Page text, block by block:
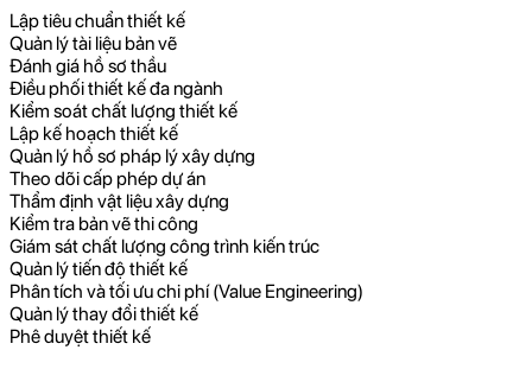
Lập tiêu chuẩn thiết kế
Quản lý tài liệu bản vẽ
Đánh giá hồ sơ thầu
Điều phối thiết kế đa ngành
Kiểm soát chất lượng thiết kế
Lập kế hoạch thiết kế
Quản lý hồ sơ pháp lý xây dựng
Theo dõi cấp phép dự án
Thẩm định vật liệu xây dựng
Kiểm tra bản vẽ thi công
Giám sát chất lượng công trình kiến trúc
Quản lý tiến độ thiết kế
Phân tích và tối ưu chi phí (Value Engineering)
Quản lý thay đổi thiết kế
Phê duyệt thiết kế